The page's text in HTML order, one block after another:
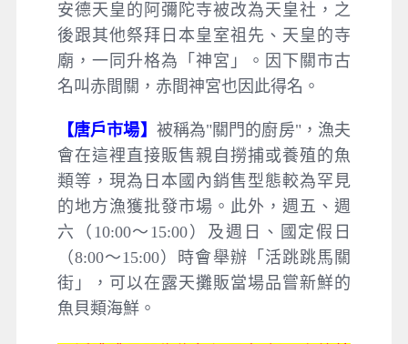
安德天皇的阿彌陀寺被改為天皇社，之
後跟其他祭拜日本皇室祖先、天皇的寺
廟，一同升格為「神宮」。因下關市古
名叫赤間關，赤間神宮也因此得名。
【唐戶市場】 被稱為"關門的廚房"，漁夫
會在這裡直接販售親自撈捕或養殖的魚
類等，現為日本國內銷售型態較為罕見
的地方漁獲批發市場。此外，週五、週
六（10:00～15:00）及週日、國定假日
（8:00～15:00）時會舉辦「活跳跳馬關
街」，可以在露天攤販當場品嘗新鮮的
魚貝類海鮮。